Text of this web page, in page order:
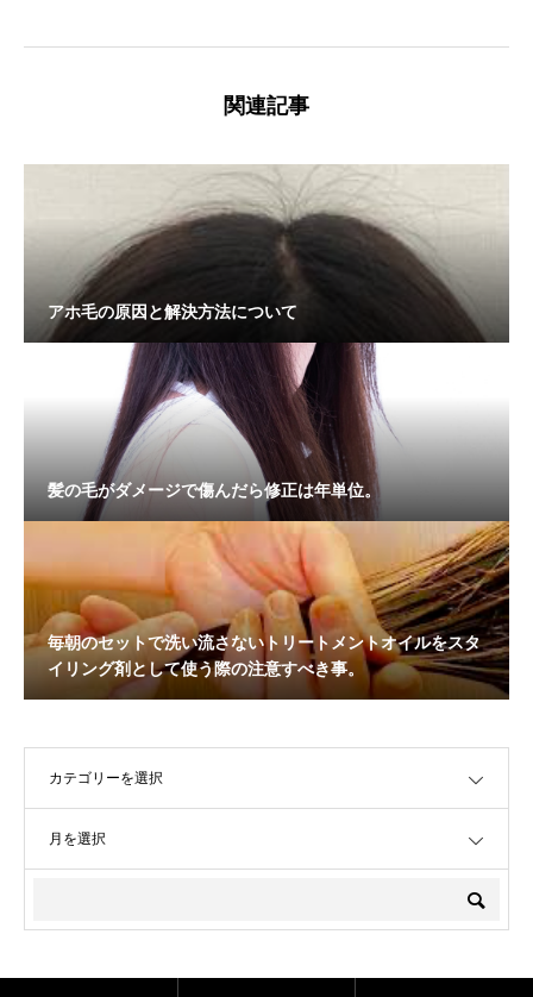
関連記事
アホ毛の原因と解決方法について
髪の毛がダメージで傷んだら修正は年単位。
毎朝のセットで洗い流さないトリートメントオイルをスタ
イリング剤として使う際の注意すべき事。